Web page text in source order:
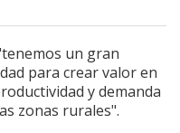
un gran
para crear valor en
y demanda
zonas rurales".